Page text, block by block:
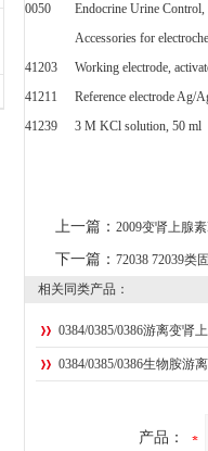
0050
Endocrine Urine
Accessories for
41203
Working electrode,
41211
Reference electrode Ag/
41239
3 M KCl solution, 50 ml
上一篇： 2009变肾上腺
下一篇： 72038 72039类
相关同类产品：
0384/0385/0386游离变肾
0384/0385/0386生物胺游
产品：